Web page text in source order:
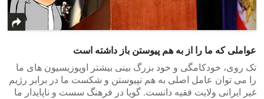
عواملی که ما را از به هم پیوستن باز داشته است
تک روی، خودکامگی و خود بزرگ بینی بیشتر اوپوزیسیون های ما
را می توان عامل اصلی به هم نپیوستن و شکست ما در برابر رژیم
غیر ایرانی ولایت فقیه دانست. گویا در فرهنگ سست و ناپایدار ما